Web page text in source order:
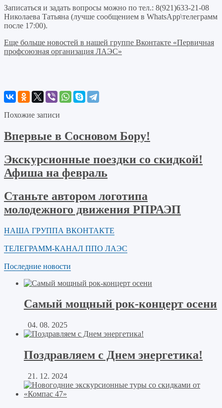
Записаться и задать вопросы можно по тел.: 8(921)633-21-08
Николаева Татьяна (лучше сообщением в WhatsApp\телеграмм
после 17:00).
Еще больше новостей в нашей группе Вконтакте «Первичная
профсоюзная организация ЛАЭС»
Похожие записи
Впервые в Сосновом Бору!
Экскурсионные поездки со скидкой!
Афиша на февраль
Станьте автором логотипа
молодежного движения РПРАЭП
НАША ГРУППА ВКОНТАКТЕ
ТЕЛЕГРАММ-КАНАЛ ППО ЛАЭС
Последние новости
Самый мощный рок-концерт осени
04. 08. 2025
Поздравляем с Днем энергетика!
21. 12. 2024